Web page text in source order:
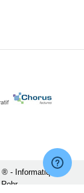
® - Informatique